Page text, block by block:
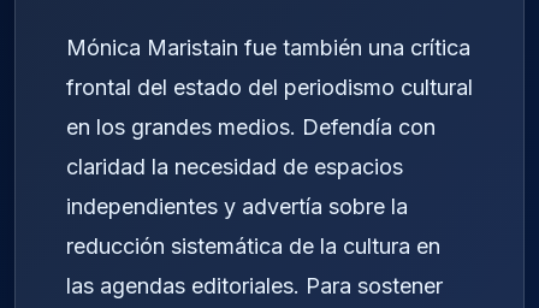
Mónica Maristain fue también una crítica
frontal del estado del periodismo cultural
en los grandes medios. Defendía con
claridad la necesidad de espacios
independientes y advertía sobre la
reducción sistemática de la cultura en
las agendas editoriales. Para sostener